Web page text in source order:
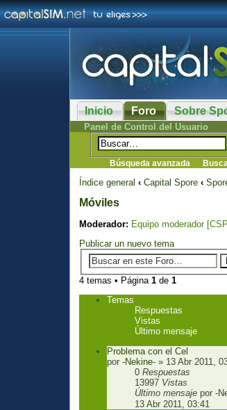
Inicio Foro Sobre
Panel de Control del Usuario
Búsqueda avanzada
Índice general ‹ Capital Spore ‹
Móviles
Moderador: Equipo moderador
Publicar un nuevo tema
4 temas • Página1 de1
Temas
Respuestas
Vistas
Último mensaje
Problema con el Cel
por-Nekine- » 13 Abr 2011,
0Respuestas
13997 Vistas
Último mensajepor-
13 Abr 2011, 03:41